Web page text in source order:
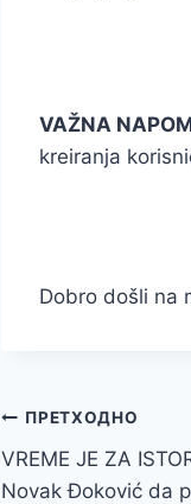
VAŽNA
kreiranja
Dobro došli na
Кретање
чланка
ПРЕТХОДНО
VREME JE ZA
Novak Đoković da